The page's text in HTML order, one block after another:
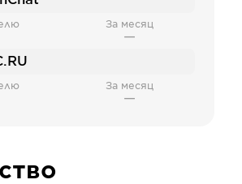
За месяц
—
За месяц
—